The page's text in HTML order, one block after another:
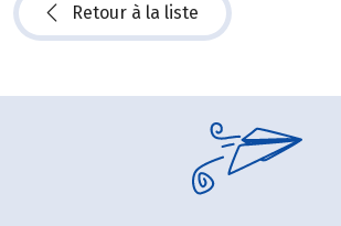
Retour à la liste